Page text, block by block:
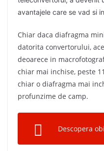
avantajele care se vad si
Chiar daca diafragma
datorita convertorului,
deoarece in
chiar mai inchise, peste
chiar o diafragma mai
profunzime de camp.
Descopera